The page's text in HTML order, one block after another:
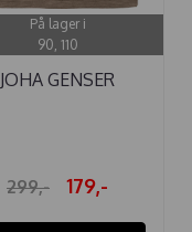
På lager i
90, 110
JOHA GENSER
299,- 179,-